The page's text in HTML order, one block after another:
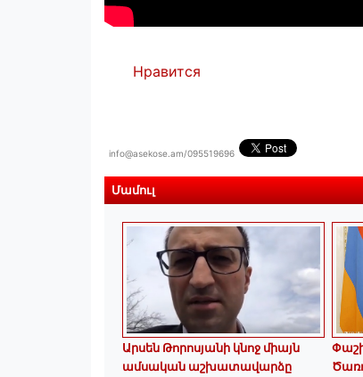
Нравится
info@asekose.am/095519696
Մամուլ
Արսեն Թորոսյանի կնոջ միայն
ամսական աշխատավարձը